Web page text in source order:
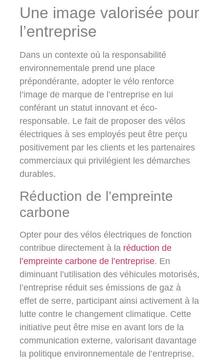
Une image valorisée pour
l’entreprise
Dans un contexte où la responsabilité
environnementale prend une place
prépondérante, adopter le vélo renforce
l’image de marque de l’entreprise en lui
conférant un statut innovant et éco-
responsable. Le fait de proposer des vélos
électriques à ses employés peut être perçu
positivement par les clients et les partenaires
commerciaux qui privilégient les démarches
durables.
Réduction de l’empreinte
carbone
Opter pour des vélos électriques de fonction
contribue directement à la réduction de
l’empreinte carbone de l’entreprise. En
diminuant l’utilisation des véhicules motorisés,
l’entreprise réduit ses émissions de gaz à
effet de serre, participant ainsi activement à la
lutte contre le changement climatique. Cette
initiative peut être mise en avant lors de la
communication externe, valorisant davantage
la politique environnementale de l’entreprise.